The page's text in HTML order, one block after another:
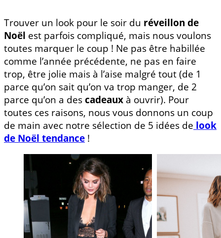
Trouver un look pour le soir du réveillon de
Noël est parfois compliqué, mais nous voulons
toutes marquer le coup ! Ne pas être habillée
comme l’année précédente, ne pas en faire
trop, être jolie mais à l’aise malgré tout (de 1
parce qu’on sait qu’on va trop manger, de 2
parce qu’on a descadeaux à ouvrir). Pour
toutes ces raisons, nous vous donnons un coup
de main avec notre sélection de 5 idées de look
de Noël tendance !